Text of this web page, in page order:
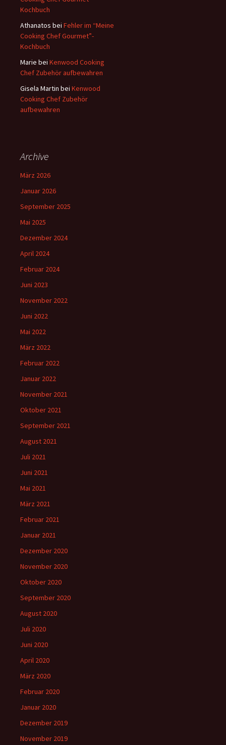
Kochbuch
Athanatos bei Fehler im “Meine
Cooking Chef Gourmet”-
Kochbuch
Marie bei Kenwood Cooking
Chef Zubehör aufbewahren
Gisela Martin bei Kenwood
Cooking Chef Zubehör
aufbewahren
Archive
März 2026
Januar 2026
September 2025
Mai 2025
Dezember 2024
April 2024
Februar 2024
Juni 2023
November 2022
Juni 2022
Mai 2022
März 2022
Februar 2022
Januar 2022
November 2021
Oktober 2021
September 2021
August 2021
Juli 2021
Juni 2021
Mai 2021
März 2021
Februar 2021
Januar 2021
Dezember 2020
November 2020
Oktober 2020
September 2020
August 2020
Juli 2020
Juni 2020
April 2020
März 2020
Februar 2020
Januar 2020
Dezember 2019
November 2019